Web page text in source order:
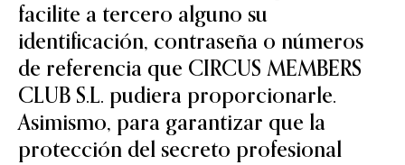
facilite a tercero alguno su
identificación, contraseña o números
de referencia que CIRCUS MEMBERS
CLUB S.L. pudiera proporcionarle.
Asimismo, para garantizar que la
protección del secreto profesional